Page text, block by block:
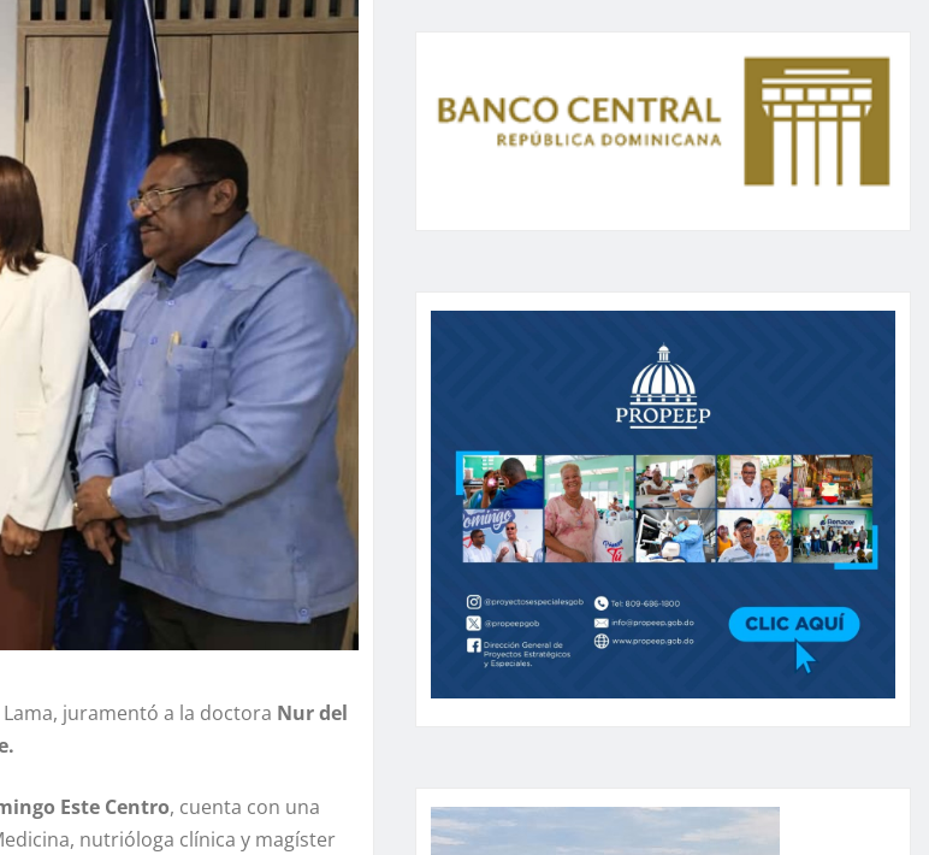
juramentó a la doctora Nur del
Este Centro, cuenta con una
nutrióloga clínica y magíster